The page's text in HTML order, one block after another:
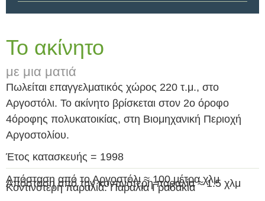
Το ακίνητο
με μια ματιά
Πωλείται επαγγελματικός χώρος 220 τ.μ., στο
Αργοστόλι. Το ακίνητο βρίσκεται στον 2ο όροφο
4όροφης πολυκατοικίας, στη Βιομηχανική Περιοχή
Αργοστολίου.
Έτος κατασκευής = 1998
Απόσταση από το Αργοστόλι ≈ 100 μέτρα χλμ
Απόσταση από την κοντινότερη παραλία ≈ 1.5 χλμ
Κοντινότερη παραλία: Παραλία Γραδάκια